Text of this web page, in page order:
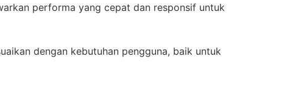
performa yang cepat dan responsif untuk
dengan kebutuhan pengguna, baik untuk